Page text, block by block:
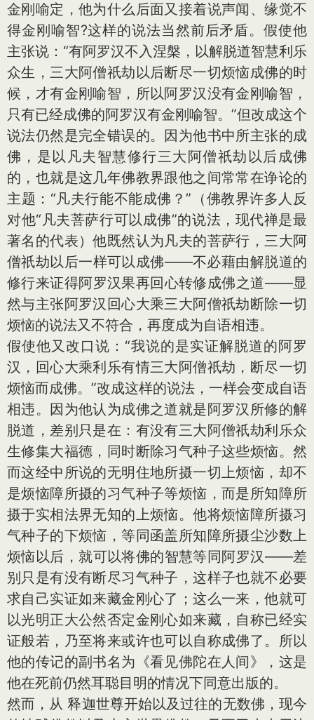
金刚喻定，他为什么后面又接着说声闻、缘觉不
得金刚喻智?这样的说法当然前后矛盾。假使他
主张说：“有阿罗汉不入涅槃，以解脱道智慧利乐
众生，三大阿僧祇劫以后断尽一切烦恼成佛的时
候，才有金刚喻智，所以阿罗汉没有金刚喻智，
只有已经成佛的阿罗汉有金刚喻智。”但改成这个
说法仍然是完全错误的。因为他书中所主张的成
佛，是以凡夫智慧修行三大阿僧祇劫以后成佛
的，也就是这几年佛教界跟他之间常常在诤论的
主题：“凡夫行能不能成佛？”（佛教界许多人反
对他“凡夫菩萨行可以成佛”的说法，现代禅是最
著名的代表）他既然认为凡夫的菩萨行，三大阿
僧祇劫以后一样可以成佛——不必藉由解脱道的
修行来证得阿罗汉果再回心转修成佛之道——显
然与主张阿罗汉回心大乘三大阿僧祇劫断除一切
烦恼的说法又不符合，再度成为自语相违。
假使他又改口说：“我说的是实证解脱道的阿罗
汉，回心大乘利乐有情三大阿僧祇劫，断尽一切
烦恼而成佛。”改成这样的说法，一样会变成自语
相违。因为他认为成佛之道就是阿罗汉所修的解
脱道，差别只是在：有没有三大阿僧祇劫利乐众
生修集大福德，同时断除习气种子这些烦恼。然
而这经中所说的无明住地所摄一切上烦恼，却不
是烦恼障所摄的习气种子等烦恼，而是所知障所
摄于实相法界无知的上烦恼。他将烦恼障所摄习
气种子的下烦恼，等同函盖所知障所摄尘沙数上
烦恼以后，就可以将佛的智慧等同阿罗汉——差
别只是有没有断尽习气种子，这样子也就不必要
求自己实证如来藏金刚心了；这么一来，他就可
以光明正大公然否定金刚心如来藏，自称已经实
证般若，乃至将来或许也可以自称成佛了。所以
他的传记的副书名为《看见佛陀在人间》，这是
他在死前仍然耳聪目明的情况下同意出版的。
然而，从 释迦世尊开始以及过往的无数佛，现今